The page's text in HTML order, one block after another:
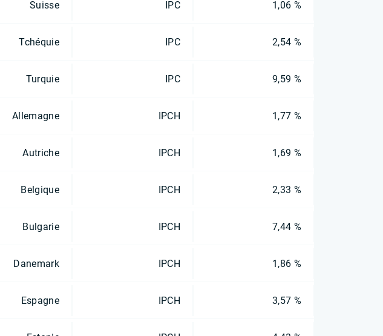
Suisse IPC 1,06 %
Tchéquie IPC 2,54 %
Turquie IPC 9,59 %
Allemagne IPCH 1,77 %
Autriche IPCH 1,69 %
Belgique IPCH 2,33 %
Bulgarie IPCH 7,44 %
Danemark IPCH 1,86 %
Espagne IPCH 3,57 %